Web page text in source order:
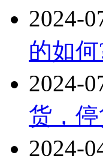
2024-
的如何
2024-
货，
2024-